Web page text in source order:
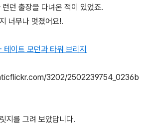
던 출장을 다녀온 적이 있었죠.
너무나 멋졌어요!.
테이트 모던과 타워 브리지
지를 그려 보았답니다.